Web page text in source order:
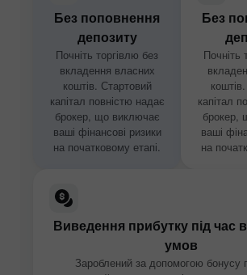
Без поповнення
депозиту
Почніть торгівлю без
вкладення власних
коштів. Стартовий
капітал повністю надає
брокер, що виключає
ваші фінансові ризики
на початковому етапі.
Без
Почніть
капітал
брокер,
ваші
на
Виведення прибутку під час
умов
Зароблений за допомогою бонусу